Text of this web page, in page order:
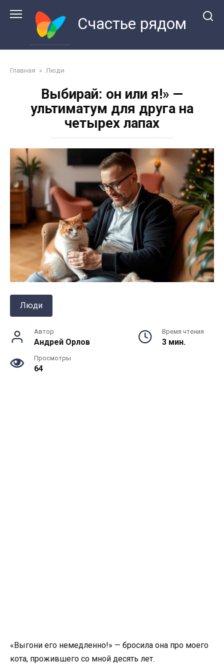
Счастье рядом
Главная » Люди
Выбирай: он или я!» —
ультиматум для друга на
четырех лапах
Люди
Автор
Андрей Орлов
Время чтения
3 мин.
Просмотры
64
«Выгони его немедленно!» — бросила она про моего
кота, прожившего со мной десять лет.